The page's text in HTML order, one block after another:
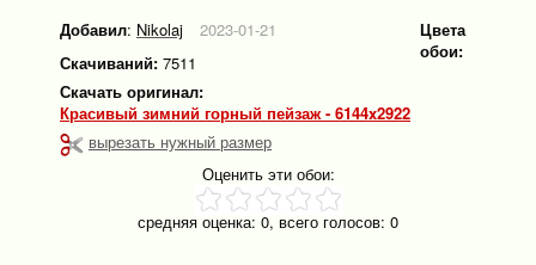
Добавил: Nikolaj
2023-01-21
Скачиваний: 7511
Скачать оригинал:
Красивый зимний горный пейзаж - 6144x2922
вырезать нужный размер
Цвета
обои:
Оценить эти обои:
средняя оценка: 0, всего голосов: 0